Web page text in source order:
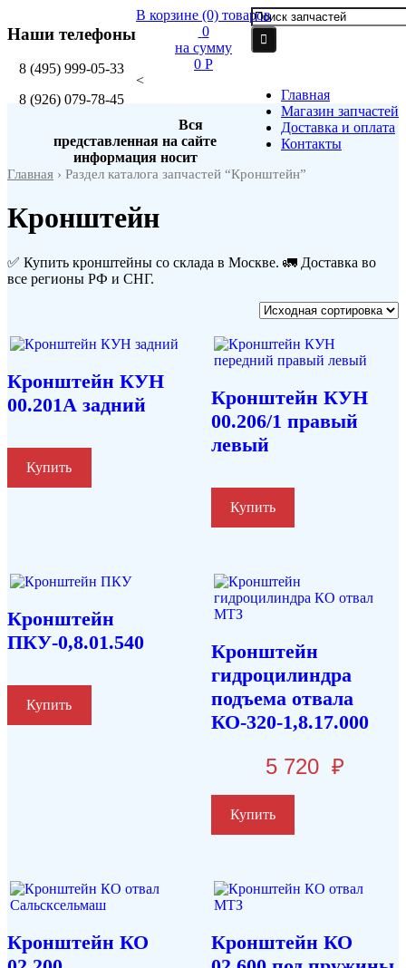
Наши телефоны
8 (495) 999-05-33
8 (926) 079-78-45
В корзине (0) товаров
0
на сумму
0 P
Главная
Магазин запчастей
Доставка и оплата
Контакты
Главная › Раздел каталога запчастей “Кронштейн”
Кронштейн
✅ Купить кронштейны со склада в Москве. 🚛 Доставка во
все регионы РФ и СНГ.
Кронштейн КУН
00.201А задний
Купить
Кронштейн КУН
00.206/1 правый
левый
Купить
Кронштейн
ПКУ-0,8.01.540
Купить
Кронштейн
гидроцилиндра
подъема отвала
КО-320-1,8.17.000
5 720 ₽
Купить
Кронштейн КО
Кронштейн КО
<
Вся
представленная на сайте
информация носит